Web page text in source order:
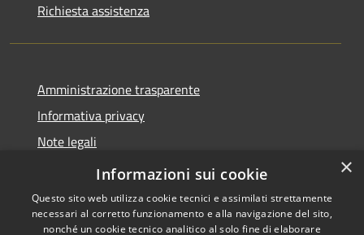
Richiesta assistenza
Amministrazione trasparente
Informativa privacy
Note legali
Dichiarazione di accessibilità
×
Informazioni sui cookie
Questo sito web utilizza cookie tecnici e assimilati strettamente
necessari al corretto funzionamento e alla navigazione del sito,
nonché un cookie tecnico analitico al solo fine di elaborare